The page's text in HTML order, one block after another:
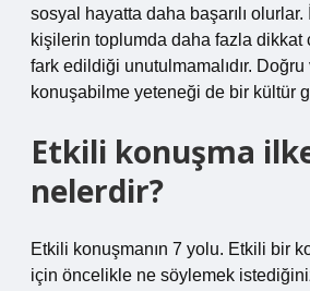
sosyal hayatta daha başarılı
kişilerin toplumda daha fazla dikkat
fark edildiği unutulmamalıdır. Doğru
konuşabilme yeteneği de bir kültür
Etkili konuşma
nelerdir?
Etkili konuşmanın 7 yolu. Etkili bir
için öncelikle ne söylemek